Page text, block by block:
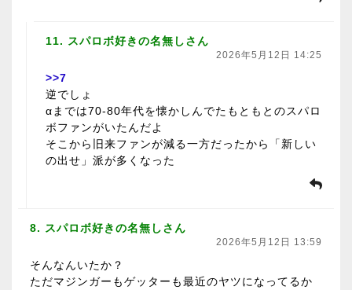
11. スパロボ好きの名無しさん
2026年5月12日 14:25
>>7
逆でしょ
αまでは70-80年代を懐かしんでたもともとのスパロ
ボファンがいたんだよ
そこから旧来ファンが減る一方だったから「新しい
の出せ」派が多くなった
8. スパロボ好きの名無しさん
2026年5月12日 13:59
そんなんいたか？
ただマジンガーもゲッターも最近のヤツになってるか